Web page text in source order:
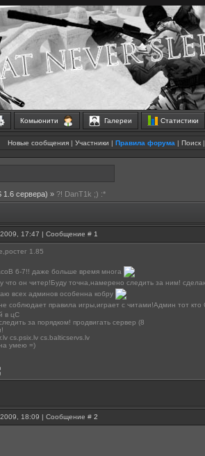
Комьюнити Галереи Статистики
Новые сообщения | Участники | Правила форума | Поиск |
1.6 сервера) » ?! DanT1k ;) :*
17:47 | Сообщение # 1
1.85
6-7!! даже больше время многа
что он читер!Буду точна,намерено следить за ним!
всех админов особенна кобру
соблюдает правила игры,играет с читами!Админ тот
в цС
за порядком! продвигать сервер (8
cs.psix.lv cs.balticservs.lv
умею =)
18:09 | Сообщение # 2